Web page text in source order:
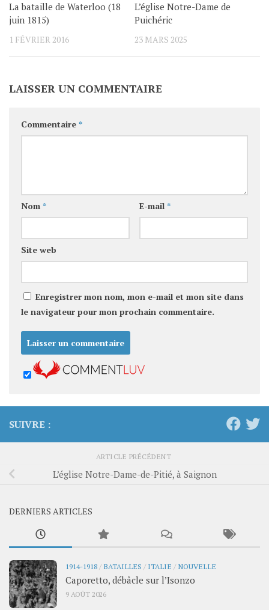
La bataille de Waterloo (18
juin 1815)
1 FÉVRIER 2016
L’église Notre-Dame de
Puichéric
23 MARS 2025
LAISSER UN COMMENTAIRE
Commentaire *
Nom * E-mail *
Site web
Enregistrer mon nom, mon e-mail et mon site dans
le navigateur pour mon prochain commentaire.
SUIVRE :
ARTICLE PRÉCÉDENT
L’église Notre-Dame-de-Pitié, à Saignon
DERNIERS ARTICLES
1914-1918 / BATAILLES / ITALIE / NOUVELLE
Caporetto, débâcle sur l’Isonzo
9 AOÛT 2026